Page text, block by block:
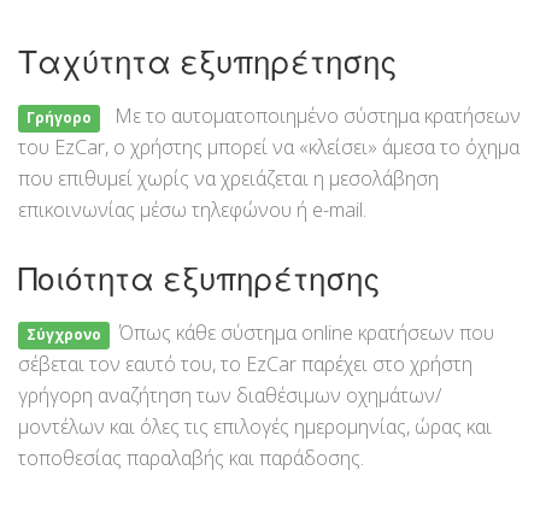
Ταχύτητα εξυπηρέτησης
Γρήγορο
Με το αυτοματοποιημένο σύστημα κρατήσεων
του EzCar, ο χρήστης μπορεί να «κλείσει» άμεσα το όχημα
που επιθυμεί χωρίς να χρειάζεται η μεσολάβηση
επικοινωνίας μέσω τηλεφώνου ή e-mail.
Ποιότητα εξυπηρέτησης
Σύγχρονο
Όπως κάθε σύστημα online κρατήσεων που
σέβεται τον εαυτό του, το EzCar παρέχει στο χρήστη
γρήγορη αναζήτηση των διαθέσιμων οχημάτων/
μοντέλων και όλες τις επιλογές ημερομηνίας, ώρας και
τοποθεσίας παραλαβής και παράδοσης.